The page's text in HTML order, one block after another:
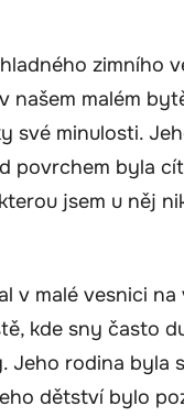
zimního
našem malém
své minulosti.
povrchem byla
jsem u něj
v malé vesnici na
kde sny často
Jeho rodina byla
dětství bylo